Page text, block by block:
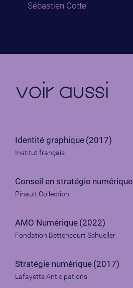
Sébastien Cotte
voir aussi
Identité graphique (2017)
Institut français
Conseil en stratégie numérique
Pinault Collection
AMO Numérique (2022)
Fondation Bettencourt Schueller
Stratégie numérique (2017)
Lafayette Anticipations